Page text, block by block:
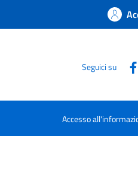
Seguici su
Accesso